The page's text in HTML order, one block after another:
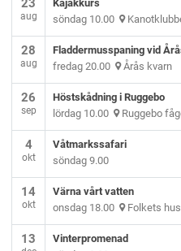
23
aug
Kajakkurs
söndag 10.00
28
aug
Fladdermusspaning vid
fredag 20.00 Årås kvarn
26
sep
Höstskådning i Ruggebo
lördag 10.00 Ruggebo
4
okt
Våtmarkssafari
söndag 9.00
14
okt
Värna vårt vatten
onsdag 18.00 Folkets hus
13
Vinterpromenad